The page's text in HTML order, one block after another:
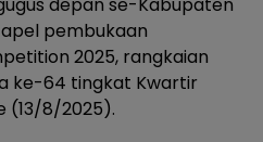
pembukaan
2025, rangkaian
ke-64 tingkat Kwartir
(13/8/2025).